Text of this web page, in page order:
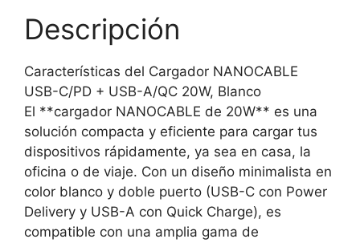
Descripción
Características del Cargador NANOCABLE
USB-C/PD + USB-A/QC 20W, Blanco
El **cargador NANOCABLE de 20W** es una
solución compacta y eficiente para cargar tus
dispositivos rápidamente, ya sea en casa, la
oficina o de viaje. Con un diseño minimalista en
color blanco y doble puerto (USB-C con Power
Delivery y USB-A con Quick Charge), es
compatible con una amplia gama de